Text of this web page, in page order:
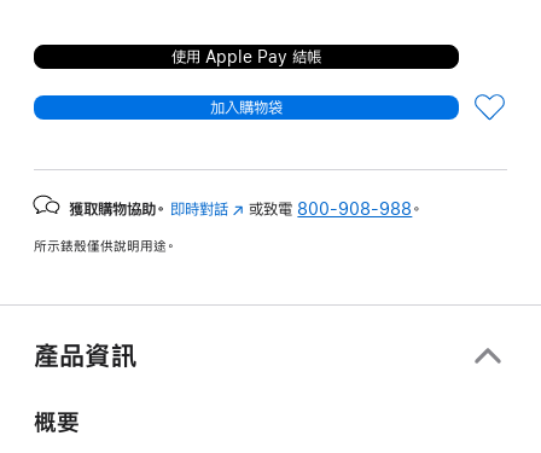
使用 Apple Pay 結帳
加入購物袋
獲取購物協助。 即時對話 (以
開
或致電 800-908-988 。
所示錶殼僅供說明用途。
產品資訊
概要